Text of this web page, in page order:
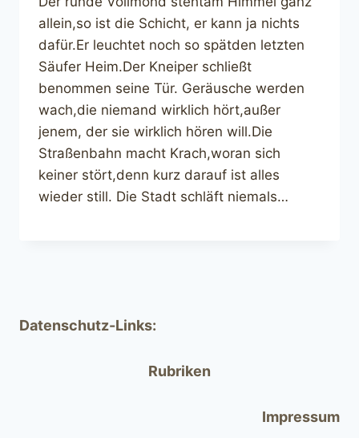
allein,so ist die Schicht, er kann ja nichts
dafür.Er leuchtet noch so spätden letzten
Säufer Heim.Der Kneiper schließt
benommen seine Tür. Geräusche werden
wach,die niemand wirklich hört,außer
jenem, der sie wirklich hören will.Die
Straßenbahn macht Krach,woran sich
keiner stört,denn kurz darauf ist alles
wieder still. Die Stadt schläft niemals…
Datenschutz-Links:
Rubriken
Impressum